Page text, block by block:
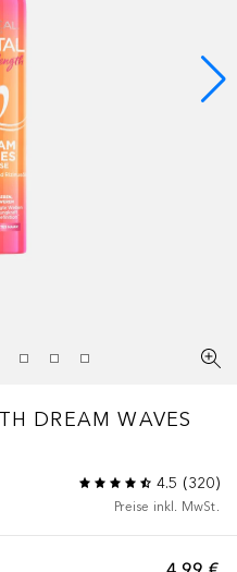
DREAM WAVES
4.5 (320)
Preise inkl. MwSt.